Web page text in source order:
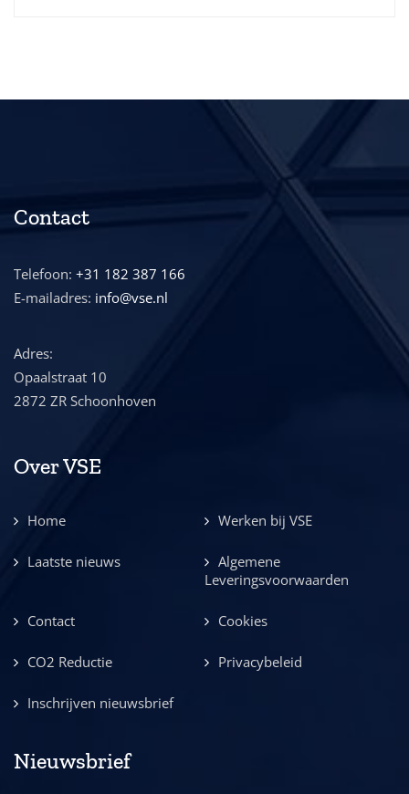
Contact
Telefoon: +31 182 387 166
E-mailadres: info@vse.nl
Adres:
Opaalstraat 10
2872 ZR Schoonhoven
Over VSE
Home Werken bij VSE
Laatste nieuws
Algemene
Leveringsvoorwaarden
Contact Cookies
CO2 Reductie Privacybeleid
Inschrijven nieuwsbrief
Nieuwsbrief